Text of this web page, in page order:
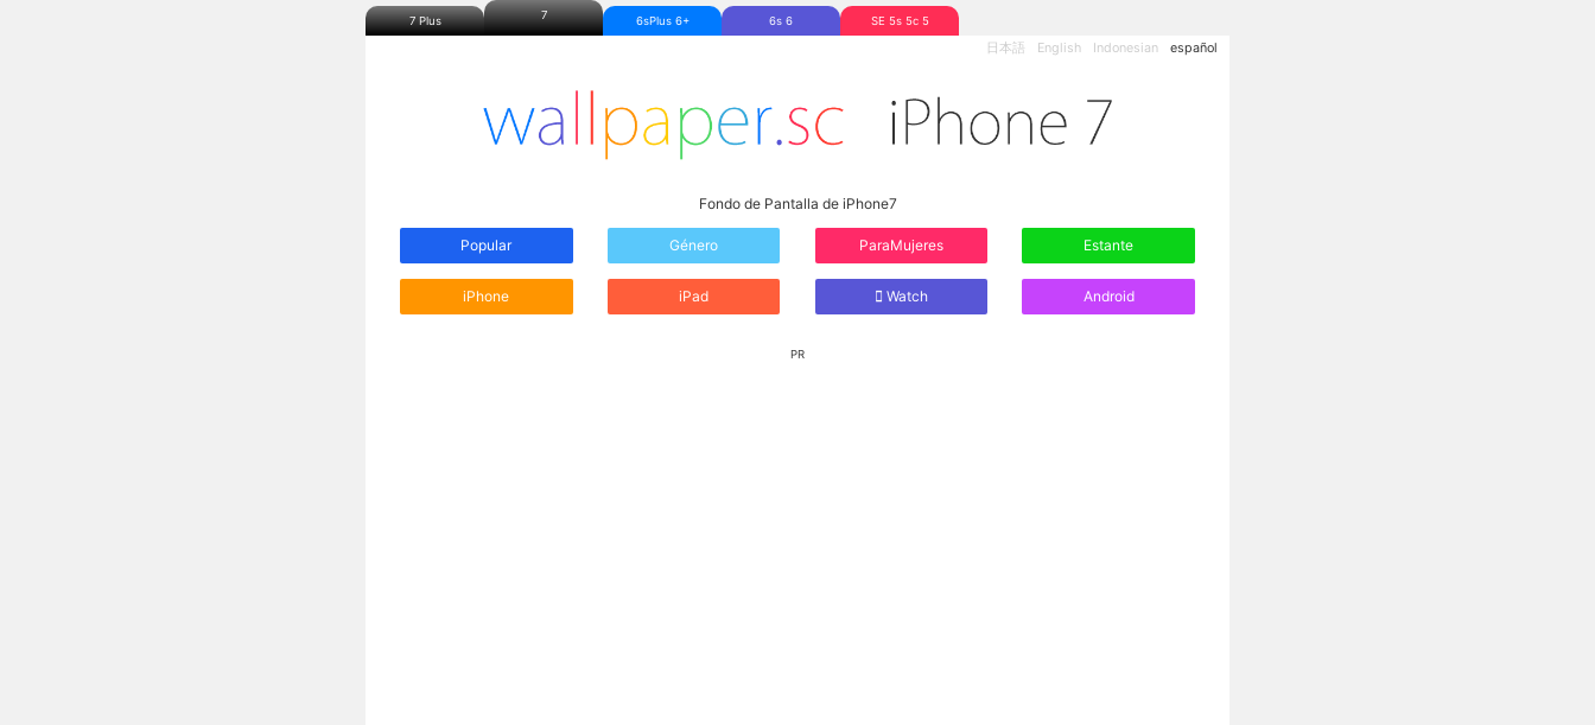
7 Plus 7 6sPlus 6+ 6s 6 SE 5s 5c 5
日本語 English Indonesian español
Fondo de Pantalla de iPhone7
Popular Género ParaMujeres Estante
iPhone iPad Watch Android
PR